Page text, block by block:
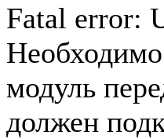
Fatal error:
модуль
должен